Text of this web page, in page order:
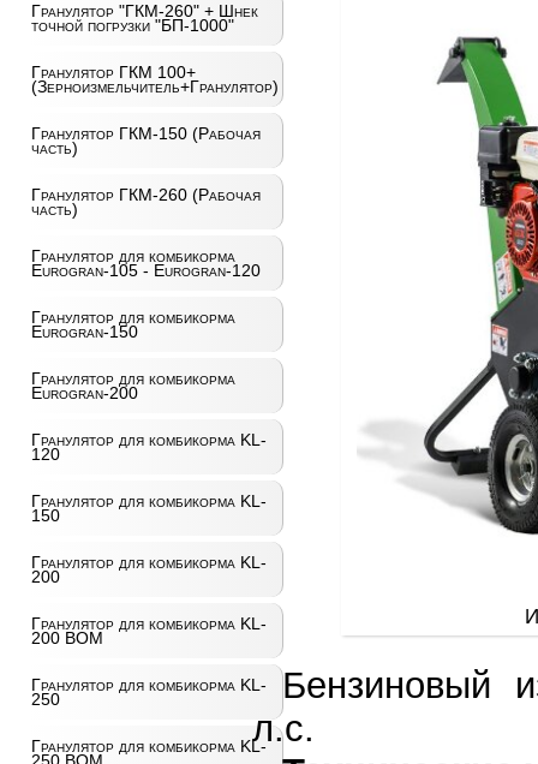
Гранулятор "ГКМ-260" + Шнек
точной погрузки "БП-1000"
Гранулятор ГКМ 100+
(Зерноизмельчитель+Гранулятор)
Гранулятор ГКМ-150 (Рабочая
часть)
Гранулятор ГКМ-260 (Рабочая
часть)
Гранулятор для комбикорма
Eurogran-105 - Eurogran-120
Гранулятор для комбикорма
Eurogran-150
Гранулятор для комбикорма
Eurogran-200
Гранулятор для комбикорма KL-
120
Гранулятор для комбикорма KL-
150
Гранулятор для комбикорма KL-
200
Гранулятор для комбикорма KL-
200 ВОМ
Гранулятор для комбикорма KL-
250
Гранулятор для комбикорма KL-
Бензиновый
л.с.